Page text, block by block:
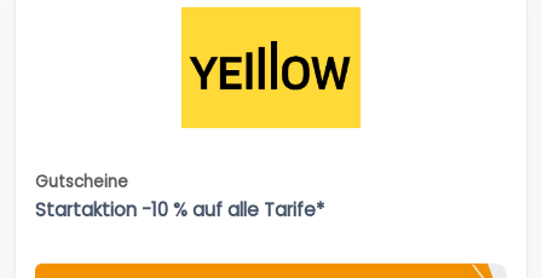
Gutscheine
Startaktion -10 % auf alle Tarife*